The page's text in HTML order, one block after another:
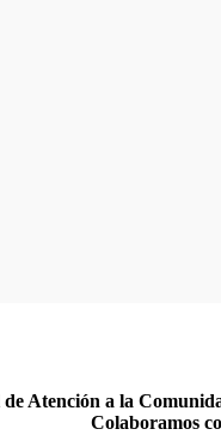
Atención a la
Colaboramos